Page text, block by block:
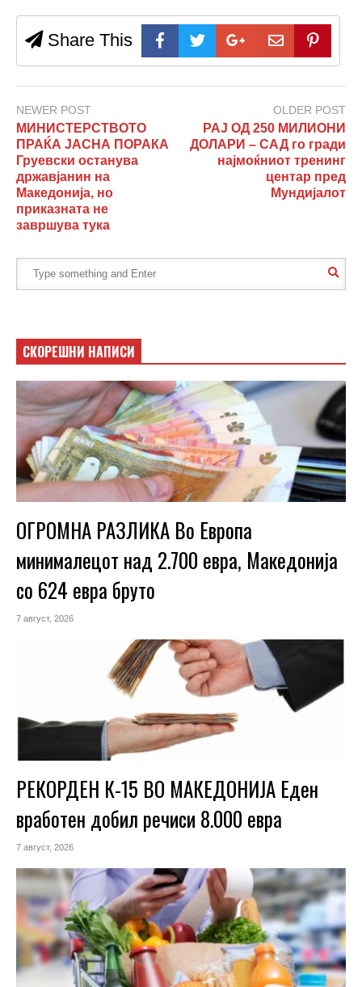
Share This
NEWER POST
МИНИСТЕРСТВОТО
ПРАЌА ЈАСНА ПОРАКА
Груевски останува
државјанин на
Македонија, но
приказната не
завршува тука
OLDER POST
РАЈ ОД 250 МИЛИОНИ
ДОЛАРИ – САД го гради
најмоќниот тренинг
центар пред
Мундијалот
СКОРЕШНИ НАПИСИ
ОГРОМНА РАЗЛИКА Во Европа
минималецот над 2.700 евра, Македонија
со 624 евра бруто
7 август, 2026
РЕКОРДЕН К-15 ВО МАКЕДОНИЈА Еден
вработен добил речиси 8.000 евра
7 август, 2026